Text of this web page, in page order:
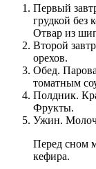
Первый
грудкой без
Отвар из
Второй
орехов.
Обед.
томатным
Полдник.
Фрукты.
Ужин.
Перед сном
кефира.